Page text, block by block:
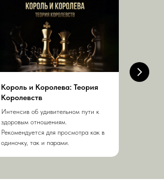
Король и Королева: Теория
Королевств
Интенсив об удивительном пути к
здоровым отношениям.
Рекомендуется для просмотра как в
одиночку, так и парами.